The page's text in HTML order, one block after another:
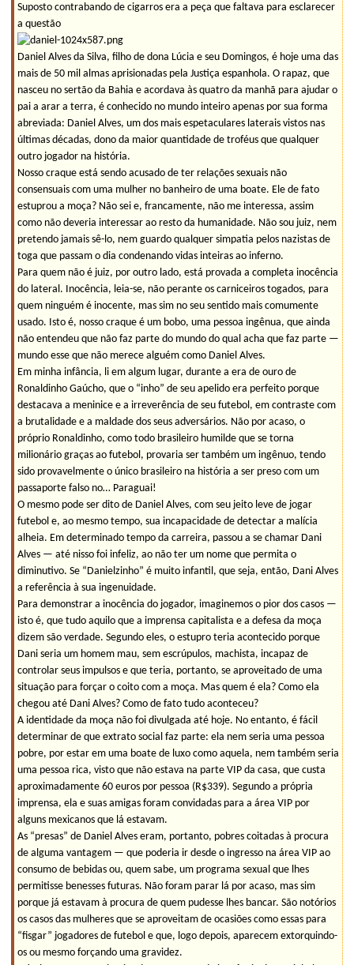
Suposto contrabando de cigarros era a peça que faltava para esclarecer
a questão
Daniel Alves da Silva, filho de dona Lúcia e seu Domingos, é hoje uma das
mais de 50 mil almas aprisionadas pela Justiça espanhola. O rapaz, que
nasceu no sertão da Bahia e acordava às quatro da manhã para ajudar o
pai a arar a terra, é conhecido no mundo inteiro apenas por sua forma
abreviada: Daniel Alves, um dos mais espetaculares laterais vistos nas
últimas décadas, dono da maior quantidade de troféus que qualquer
outro jogador na história.
Nosso craque está sendo acusado de ter relações sexuais não
consensuais com uma mulher no banheiro de uma boate. Ele de fato
estuprou a moça? Não sei e, francamente, não me interessa, assim
como não deveria interessar ao resto da humanidade. Não sou juiz, nem
pretendo jamais sê-lo, nem guardo qualquer simpatia pelos nazistas de
toga que passam o dia condenando vidas inteiras ao inferno.
Para quem não é juiz, por outro lado, está provada a completa inocência
do lateral. Inocência, leia-se, não perante os carniceiros togados, para
quem ninguém é inocente, mas sim no seu sentido mais comumente
usado. Isto é, nosso craque é um bobo, uma pessoa ingênua, que ainda
não entendeu que não faz parte do mundo do qual acha que faz parte —
mundo esse que não merece alguém como Daniel Alves.
Em minha infância, li em algum lugar, durante a era de ouro de
Ronaldinho Gaúcho, que o “inho” de seu apelido era perfeito porque
destacava a meninice e a irreverência de seu futebol, em contraste com
a brutalidade e a maldade dos seus adversários. Não por acaso, o
próprio Ronaldinho, como todo brasileiro humilde que se torna
milionário graças ao futebol, provaria ser também um ingênuo, tendo
sido provavelmente o único brasileiro na história a ser preso com um
passaporte falso no… Paraguai!
O mesmo pode ser dito de Daniel Alves, com seu jeito leve de jogar
futebol e, ao mesmo tempo, sua incapacidade de detectar a malícia
alheia. Em determinado tempo da carreira, passou a se chamar Dani
Alves — até nisso foi infeliz, ao não ter um nome que permita o
diminutivo. Se “Danielzinho” é muito infantil, que seja, então, Dani Alves
a referência à sua ingenuidade.
Para demonstrar a inocência do jogador, imaginemos o pior dos casos —
isto é, que tudo aquilo que a imprensa capitalista e a defesa da moça
dizem são verdade. Segundo eles, o estupro teria acontecido porque
Dani seria um homem mau, sem escrúpulos, machista, incapaz de
controlar seus impulsos e que teria, portanto, se aproveitado de uma
situação para forçar o coito com a moça. Mas quem é ela? Como ela
chegou até Dani Alves? Como de fato tudo aconteceu?
A identidade da moça não foi divulgada até hoje. No entanto, é fácil
determinar de que extrato social faz parte: ela nem seria uma pessoa
pobre, por estar em uma boate de luxo como aquela, nem também seria
uma pessoa rica, visto que não estava na parte VIP da casa, que custa
aproximadamente 60 euros por pessoa (R$339). Segundo a própria
imprensa, ela e suas amigas foram convidadas para a área VIP por
alguns mexicanos que lá estavam.
As “presas” de Daniel Alves eram, portanto, pobres coitadas à procura
de alguma vantagem — que poderia ir desde o ingresso na área VIP ao
consumo de bebidas ou, quem sabe, um programa sexual que lhes
permitisse benesses futuras. Não foram parar lá por acaso, mas sim
porque já estavam à procura de quem pudesse lhes bancar. São notórios
os casos das mulheres que se aproveitam de ocasiões como essas para
“fisgar” jogadores de futebol e que, logo depois, aparecem extorquindo-
os ou mesmo forçando uma gravidez.